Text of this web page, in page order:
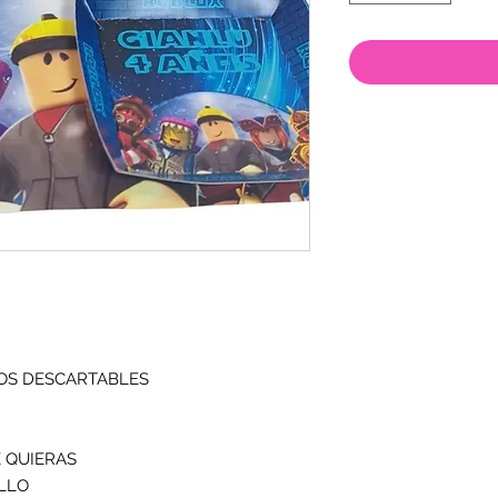
DESCARTABLES
QUIERAS